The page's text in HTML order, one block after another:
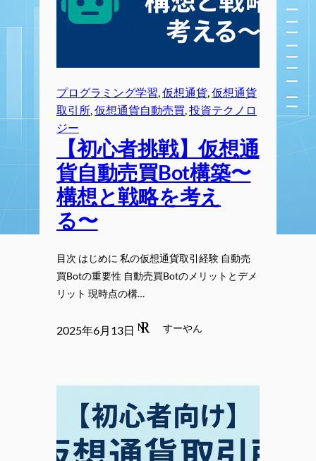
プログラミング学習, 仮想通貨, 仮想通貨
取引所, 仮想通貨自動売買, 投資テクノロ
ジー
【初心者挑戦】仮想通
貨自動売買Bot構築〜
構想と戦略を考え
る〜
目次 はじめに 私の仮想通貨取引経験 自動売
買Botの重要性 自動売買Botのメリットとデメ
リット 現時点の構…
2025年6月13日 すーやん